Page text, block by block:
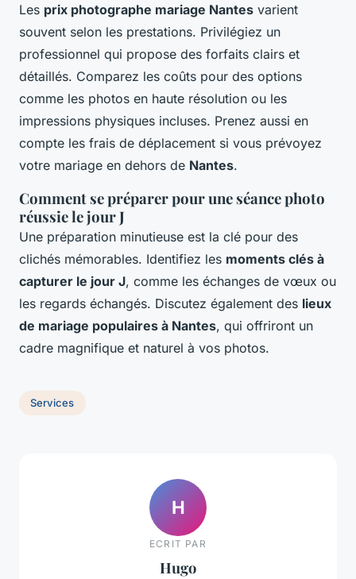
Les prix photographe mariage Nantes varient
souvent selon les prestations. Privilégiez un
professionnel qui propose des forfaits clairs et
détaillés. Comparez les coûts pour des options
comme les photos en haute résolution ou les
impressions physiques incluses. Prenez aussi en
compte les frais de déplacement si vous prévoyez
votre mariage en dehors de Nantes.
Comment se préparer pour une séance photo
réussie le jour J
Une préparation minutieuse est la clé pour des
clichés mémorables. Identifiez les moments clés à
capturer le jour J, comme les échanges de vœux ou
les regards échangés. Discutez également des lieux
de mariage populaires à Nantes, qui offriront un
cadre magnifique et naturel à vos photos.
Services
H
ECRIT PAR
Hugo